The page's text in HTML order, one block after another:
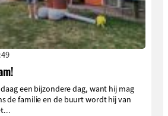
een bijzondere dag, want hij mag
de familie en de buurt wordt hij van